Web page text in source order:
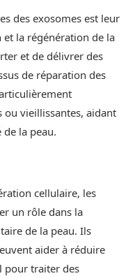
des exosomes est leur
la régénération de la
et de délivrer des
de réparation des
ou vieillissantes, aidant
de la peau.
cellulaire, les
un rôle dans la
de la peau. Ils
aider à réduire
pour traiter des